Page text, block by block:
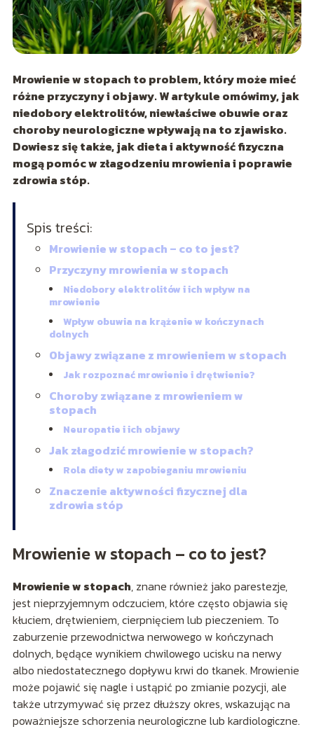
Mrowienie w stopach to problem, który może mieć
różne przyczyny i objawy. W artykule omówimy, jak
niedobory elektrolitów, niewłaściwe obuwie oraz
choroby neurologiczne wpływają na to zjawisko.
Dowiesz się także, jak dieta i aktywność fizyczna
mogą pomóc w złagodzeniu mrowienia i poprawie
zdrowia stóp.
Spis treści:
Mrowienie w stopach – co to jest?
Przyczyny mrowienia w stopach
Niedobory elektrolitów i ich wpływ na
mrowienie
Wpływ obuwia na krążenie w kończynach
dolnych
Objawy związane z mrowieniem w stopach
Jak rozpoznać mrowienie i drętwienie?
Choroby związane z mrowieniem w
stopach
Neuropatie i ich objawy
Jak złagodzić mrowienie w stopach?
Rola diety w zapobieganiu mrowieniu
Znaczenie aktywności fizycznej dla
zdrowia stóp
Mrowienie w stopach – co to jest?
Mrowienie w stopach, znane również jako parestezje,
jest nieprzyjemnym odczuciem, które często objawia się
kłuciem, drętwieniem, cierpnięciem lub pieczeniem. To
zaburzenie przewodnictwa nerwowego w kończynach
dolnych, będące wynikiem chwilowego ucisku na nerwy
albo niedostatecznego dopływu krwi do tkanek. Mrowienie
może pojawić się nagle i ustąpić po zmianie pozycji, ale
także utrzymywać się przez dłuższy okres, wskazując na
poważniejsze schorzenia neurologiczne lub kardiologiczne.